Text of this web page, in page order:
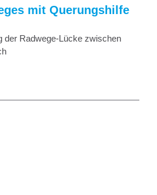
mit Querungshilfe
der Radwege-Lücke zwischen